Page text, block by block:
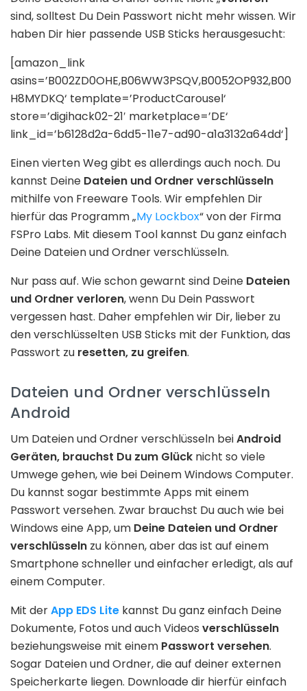
sind, solltest Du Dein Passwort nicht mehr wissen. Wir
haben Dir hier passende USB Sticks herausgesucht:
[amazon_link
asins=’B002ZD0OHE,B06WW3PSQV,B0052OP932,B00
H8MYDKQ‘ template=’ProductCarousel‘
store=’digihack02-21′ marketplace=’DE‘
link_id=’b6128d2a-6dd5-11e7-ad90-a1a3132a64dd‘]
Einen vierten Weg gibt es allerdings auch noch. Du
kannst Deine Dateien und Ordner verschlüsseln
mithilfe von Freeware Tools. Wir empfehlen Dir
hierfür das Programm „My Lockbox“ von der Firma
FSPro Labs. Mit diesem Tool kannst Du ganz einfach
Deine Dateien und Ordner verschlüsseln.
Nur pass auf. Wie schon gewarnt sind Deine Dateien
und Ordner verloren, wenn Du Dein Passwort
vergessen hast. Daher empfehlen wir Dir, lieber zu
den verschlüsselten USB Sticks mit der Funktion, das
Passwort zu resetten, zu greifen.
Dateien und Ordner verschlüsseln
Android
Um Dateien und Ordner verschlüsseln beiAndroid
Geräten, brauchst Du zum Glück nicht so viele
Umwege gehen, wie bei Deinem Windows Computer.
Du kannst sogar bestimmte Apps mit einem
Passwort versehen. Zwar brauchst Du auch wie bei
Windows eine App, um Deine Dateien und Ordner
verschlüsseln zu können, aber das ist auf einem
Smartphone schneller und einfacher erledigt, als auf
einem Computer.
Mit derApp EDS Lite kannst Du ganz einfach Deine
Dokumente, Fotos und auch Videos verschlüsseln
beziehungsweise mit einem Passwort versehen.
Sogar Dateien und Ordner, die auf deiner externen
Speicherkarte liegen. Downloade dir hierfür einfach